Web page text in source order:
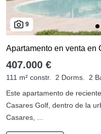
9
Apartamento en venta en
407.000 €
111 m² constr. 2 Dorms.
2
Este apartamento de
Casares Golf, dentro de la
Casares, ...